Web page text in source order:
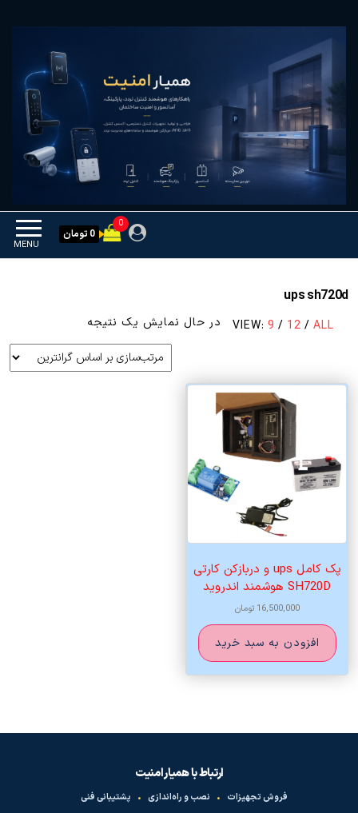
همیار امنیت
MENU
0
0 تومان
ups sh720d
VIEW: 9 / 12 / ALL در حال نمایش یک نتیجه
پک کامل ups و دربازکن کارتی
SH720D هوشمند اندروید
16,500,000 تومان
افزودن به سبد خرید
ارتباط با همیار امنیت
فروش تجهیزات • نصب و راه‌اندازی • پشتیبانی فنی